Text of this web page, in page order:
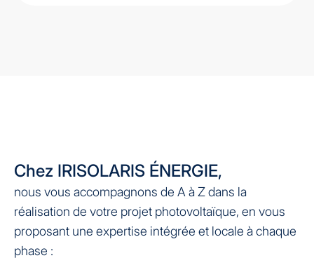
Chez IRISOLARIS ÉNERGIE,
nous vous accompagnons de A à Z dans la
réalisation de votre projet photovoltaïque, en vous
proposant une expertise intégrée et locale à chaque
phase :